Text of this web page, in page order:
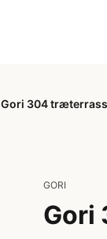
Gori 304
GORI
Gori